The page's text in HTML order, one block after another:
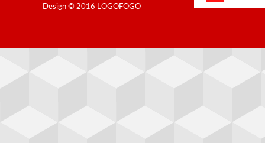
Design © 2016 LOGOFOGO